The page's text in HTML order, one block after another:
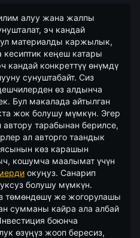
алуу жана жалпы
эч кандай
материалды каржылык,
кеңеш катары
кандай конкреттүү өнүмдү
сунуштабайт. Сиз
өз алдынча
Бул макалада айтылган
жок болушу мүмкүн. Эгер
тарабынан берилсе,
ал авторго таандык
көз карашын
кошумча маалымат үчүн
окуңуз. Санарип
болушу мүмкүн.
төмөндөшү же жогорулашы
сумманы кайра ала албай
боюнча
өзүңүз жооп бересиз,